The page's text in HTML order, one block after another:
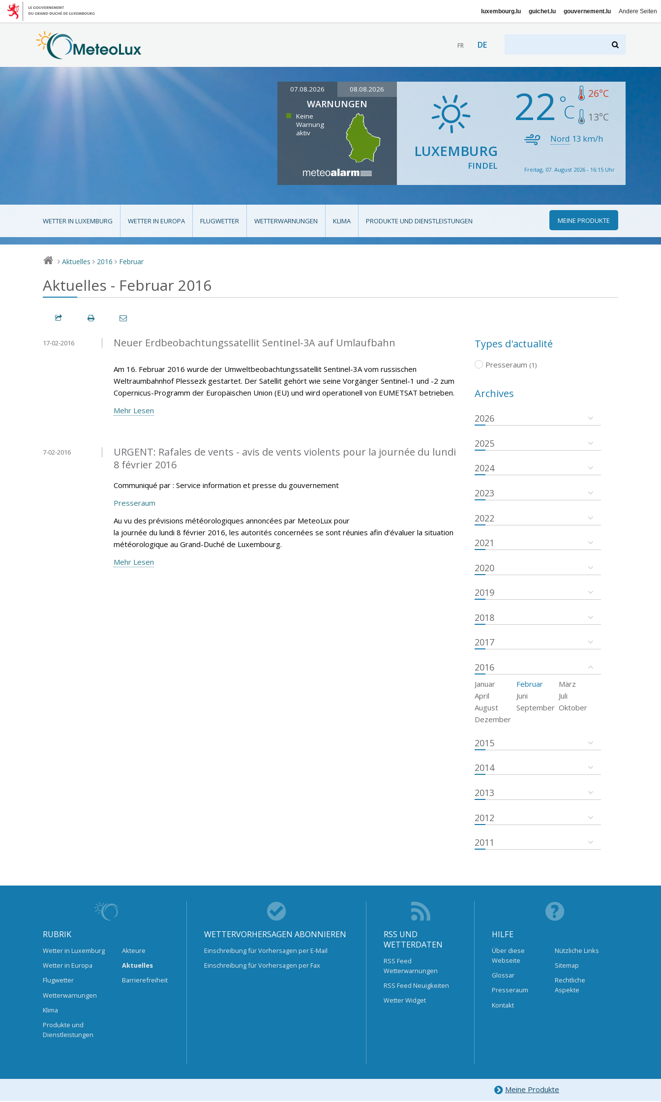
luxembourg.lu guichet.lu gouvernement.lu Andere Seiten
FR DE
07.08.2026 08.08.2026
WARNUNGEN
Keine
Warnung
aktiv
LUXEMBURG
FINDEL
22 26°C
13°C
Nord 13 km/h
Freitag, 07. August 2026 - 16:15 Uhr
WETTER IN LUXEMBURG WETTER IN EUROPA FLUGWETTER WETTERWARNUNGEN KLIMA PRODUKTE UND DIENSTLEISTUNGEN MEINE PRODUKTE
> Aktuelles > 2016 > Februar
Aktuelles - Februar 2016
Neuer Erdbeobachtungssatellit Sentinel-3A auf Umlaufbahn
17-02-2016
Am 16. Februar 2016 wurde der Umweltbeobachtungssatellit Sentinel-3A vom russischen
Weltraumbahnhof Plessezk gestartet. Der Satellit gehört wie seine Vorgänger Sentinel-1 und -2 zum
Copernicus-Programm der Europäischen Union (EU) und wird operationell von EUMETSAT betrieben.
Mehr Lesen
URGENT: Rafales de vents - avis de vents violents pour la journée du lundi
8 février 2016
Communiqué par : Service information et presse du gouvernement
7-02-2016
Presseraum
Au vu des prévisions météorologiques annoncées par MeteoLux pour
la journée du lundi 8 février 2016, les autorités concernées se sont réunies afin d’évaluer la situation
météorologique au Grand-Duché de Luxembourg.
Mehr Lesen
Types d'actualité
Presseraum (1)
Archives
2026
2025
2024
2023
2022
2021
2020
2019
2018
2017
2016
Januar Februar
März
April
Juni
Juli
August
September Oktober
Dezember
2015
2014
2013
2012
2011
RUBRIK
Wetter in Luxemburg
Wetter in Europa
Flugwetter
Wetterwarnungen
Klima
Produkte und
Dienstleistungen
Akteure
Aktuelles
Barrierefreiheit
WETTERVORHERSAGEN ABONNIEREN
Einschreibung für Vorhersagen per E-Mail
Einschreibung für Vorhersagen per Fax
RSS UND
WETTERDATEN
RSS Feed
Wetterwarnungen
RSS Feed Neuigkeiten
Wetter Widget
HILFE
Über diese
Webseite
Glossar
Presseraum
Kontakt
Nützliche Links
Sitemap
Rechtliche
Aspekte
Meine Produkte